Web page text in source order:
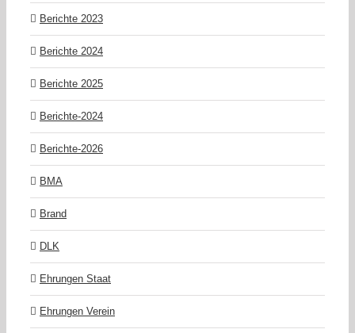
Berichte 2023
Berichte 2024
Berichte 2025
Berichte-2024
Berichte-2026
BMA
Brand
DLK
Ehrungen Staat
Ehrungen Verein